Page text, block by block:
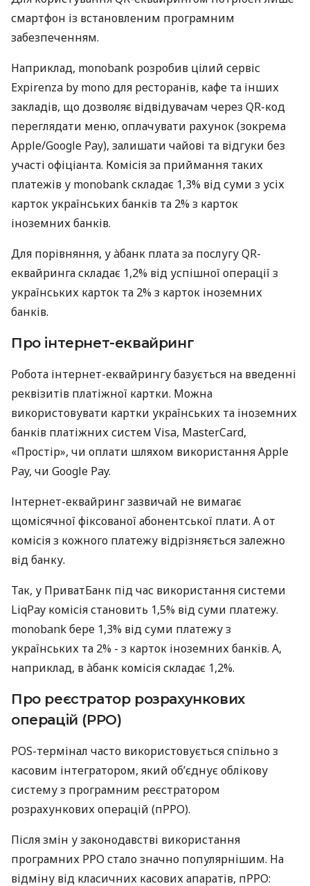
смартфон із встановленим програмним
забезпеченням.
Наприклад, monobank розробив цілий сервіс
Expirenza by mono для ресторанів, кафе та інших
закладів, що дозволяє відвідувачам через QR-код
переглядати меню, оплачувати рахунок (зокрема
Apple/Google Pay), залишати чайові та відгуки без
участі офіціанта. Комісія за приймання таких
платежів у monobank складає 1,3% від суми з усіх
карток українських банків та 2% з карток
іноземних банків.
Для порівняння, у àбанк плата за послугу QR-
еквайринга складає 1,2% від успішної операції з
українських карток та 2% з карток іноземних
банків.
Про інтернет-еквайринг
Робота інтернет-еквайрингу базується на введенні
реквізитів платіжної картки. Можна
використовувати картки українських та іноземних
банків платіжних систем Visa, MasterCard,
«Простір», чи оплати шляхом використання Apple
Pay, чи Google Pay.
Інтернет-еквайринг зазвичай не вимагає
щомісячної фіксованої абонентської плати. А от
комісія з кожного платежу відрізняється залежно
від банку.
Так, у ПриватБанк під час використання системи
LiqPay комісія становить 1,5% від суми платежу.
monobank бере 1,3% від суми платежу з
українських та 2% - з карток іноземних банків. А,
наприклад, в àбанк комісія складає 1,2%.
Про реєстратор розрахункових
операцій (РРО)
POS-термінал часто використовується спільно з
касовим інтегратором, який об’єднує облікову
систему з програмним реєстратором
розрахункових операцій (пРРО).
Після змін у законодавстві використання
програмних РРО стало значно популярнішим. На
відміну від класичних касових апаратів, пРРО: